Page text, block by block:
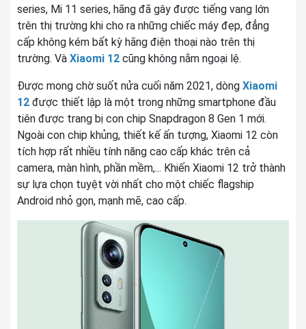
Quay phim
4K@30fps, 1080p@30/60/120fps,
720p@960fps
Chụp ảnh nâng
cao
THÔNG TIN CAMERA TRƯỚC
Độ phân giải 16 MP, f/2.5, (góc rộng)
1080p@30/60fps
series, Mi 11 series, hãng đã gây được tiếng vang lớn
trên thị trường khi cho ra những chiếc máy đẹp, đẳng
cấp không kém bất kỳ hãng điện thoại nào trên thị
trường. Và Xiaomi 12 cũng không nằm ngoại lệ.
Được mong chờ suốt nửa cuối năm 2021, dòng Xiaomi
12 được thiết lập là một trong những smartphone đầu
tiên được trang bị con chip Snapdragon 8 Gen 1 mới.
Ngoài con chip khủng, thiết kế ấn tượng, Xiaomi 12 còn
tích hợp rất nhiều tính năng cao cấp khác trên cả
camera, màn hình, phần mềm,... Khiến Xiaomi 12 trở thành
sự lựa chọn tuyệt vời nhất cho một chiếc flagship
Android nhỏ gọn, mạnh mẽ, cao cấp.